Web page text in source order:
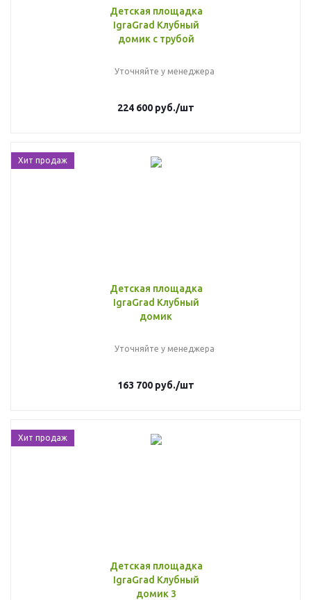
Детская площадка
IgraGrad Клубный
домик с трубой
Уточняйте у менеджера
224 600 руб./шт
Хит продаж
Детская площадка
IgraGrad Клубный
домик
Уточняйте у менеджера
163 700 руб./шт
Хит продаж
Детская площадка
IgraGrad Клубный
домик 3